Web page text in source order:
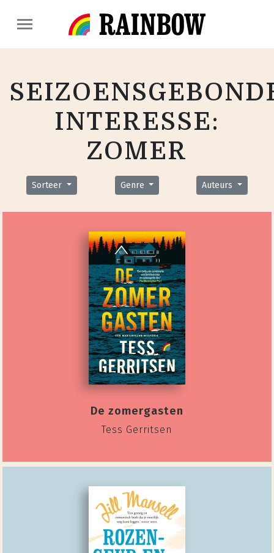
INTERESSE:
ZOMER
Sorteer Genre Auteurs
De zomergasten
Tess Gerritsen